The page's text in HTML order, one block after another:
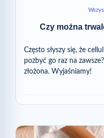
Czy można
Często słyszy się, że
pozbyć go raz na
złożona. Wyjaśniamy!